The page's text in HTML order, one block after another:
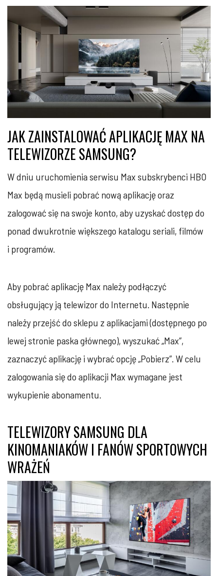
JAK ZAINSTALOWAĆ APLIKACJĘ MAX NA
TELEWIZORZE SAMSUNG?
W dniu uruchomienia serwisu Max subskrybenci HBO
Max będą musieli pobrać nową aplikację oraz
zalogować się na swoje konto, aby uzyskać dostęp do
ponad dwukrotnie większego katalogu seriali, filmów
i programów.
Aby pobrać aplikację Max należy podłączyć
obsługujący ją telewizor do Internetu. Następnie
należy przejść do sklepu z aplikacjami (dostępnego po
lewej stronie paska głównego), wyszukać „Max”,
zaznaczyć aplikację i wybrać opcję „Pobierz”. W celu
zalogowania się do aplikacji Max wymagane jest
wykupienie abonamentu.
TELEWIZORY SAMSUNG DLA
KINOMANIAKÓW I FANÓW SPORTOWYCH
WRAŻEŃ